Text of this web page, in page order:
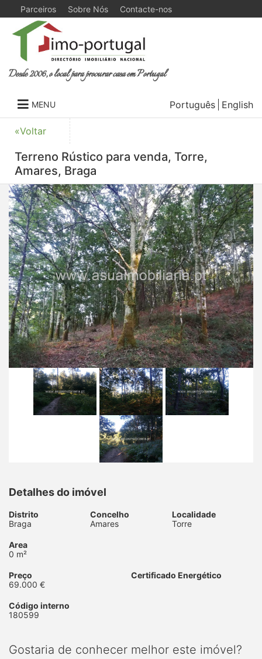
Parceiros Sobre Nós Contacte-nos
Desde 2006, o local para procurar casa em Portugal
MENU Português English
«Voltar
Terreno Rústico para venda, Torre,
Amares, Braga
Detalhes do imóvel
Distrito
Braga
Concelho
Amares
Localidade
Torre
Area
0 m²
Preço
69.000 €
Certificado Energético
Código interno
180599
Gostaria de conhecer melhor este imóvel?